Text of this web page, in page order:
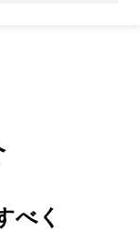
べく